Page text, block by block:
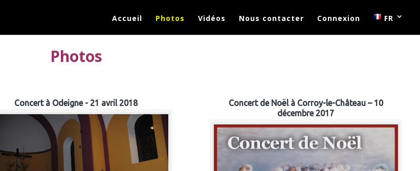
Accueil Photos Vidéos Nous contacter Connexion FR
Photos
Concert à Odeigne - 21 avril 2018
Concert de Noël à Corroy-le-Château – 10
décembre 2017